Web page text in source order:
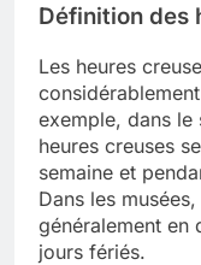
Définition des
Les heures
exemple, dans le
heures creuses
semaine et
Dans les
généralement en
jours fériés.